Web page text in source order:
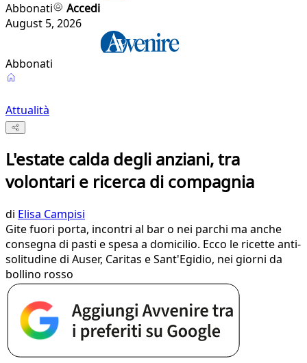
Abbonati
Accedi
August 5, 2026
Abbonati
Attualità
L'estate calda degli anziani, tra
volontari e ricerca di compagnia
di Elisa Campisi
Gite fuori porta, incontri al bar o nei parchi ma anche
consegna di pasti e spesa a domicilio. Ecco le ricette anti-
solitudine di Auser, Caritas e Sant'Egidio, nei giorni da
bollino rosso